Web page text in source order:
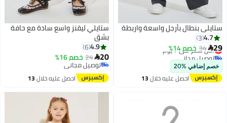
ستايلي بنطال بأرجل واسعة واربطة
4.7
3
29
34 خصم 14%
أقل سعر في 7 يوم
توصيل مجاني
أقل سعر في 7 يوم
خصم إضافي %20
احصل عليه خلال13
ستايلي ليقنز واسع سادة مع حافة
بشق
4.9
6
20
24 خصم 16%
توصيل مجاني
توصيل مجانياحصل عليه خلال13